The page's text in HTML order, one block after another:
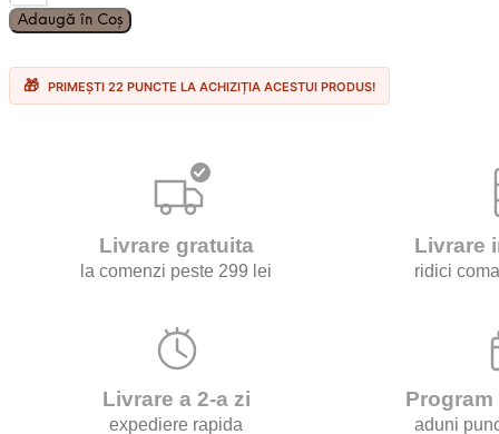
16
Capsule
Cappuccino
–
Adaugă în Coș
PRIMEȘTI 22 PUNCTE LA ACHIZIȚIA ACESTUI PRODUS!